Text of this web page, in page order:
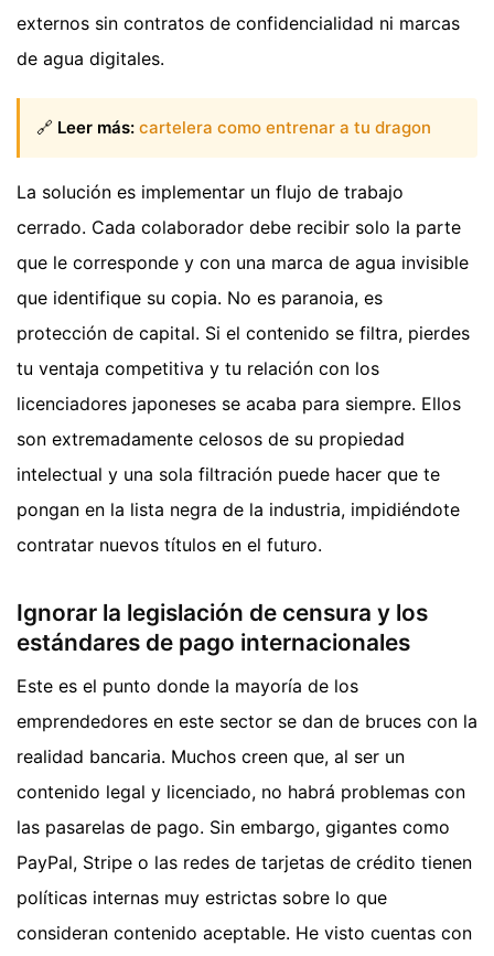
externos sin contratos de confidencialidad ni marcas
de agua digitales.
🔗 Leer más: cartelera como entrenar a tu dragon
La solución es implementar un flujo de trabajo
cerrado. Cada colaborador debe recibir solo la parte
que le corresponde y con una marca de agua invisible
que identifique su copia. No es paranoia, es
protección de capital. Si el contenido se filtra, pierdes
tu ventaja competitiva y tu relación con los
licenciadores japoneses se acaba para siempre. Ellos
son extremadamente celosos de su propiedad
intelectual y una sola filtración puede hacer que te
pongan en la lista negra de la industria, impidiéndote
contratar nuevos títulos en el futuro.
Ignorar la legislación de censura y los
estándares de pago internacionales
Este es el punto donde la mayoría de los
emprendedores en este sector se dan de bruces con la
realidad bancaria. Muchos creen que, al ser un
contenido legal y licenciado, no habrá problemas con
las pasarelas de pago. Sin embargo, gigantes como
PayPal, Stripe o las redes de tarjetas de crédito tienen
políticas internas muy estrictas sobre lo que
consideran contenido aceptable. He visto cuentas con